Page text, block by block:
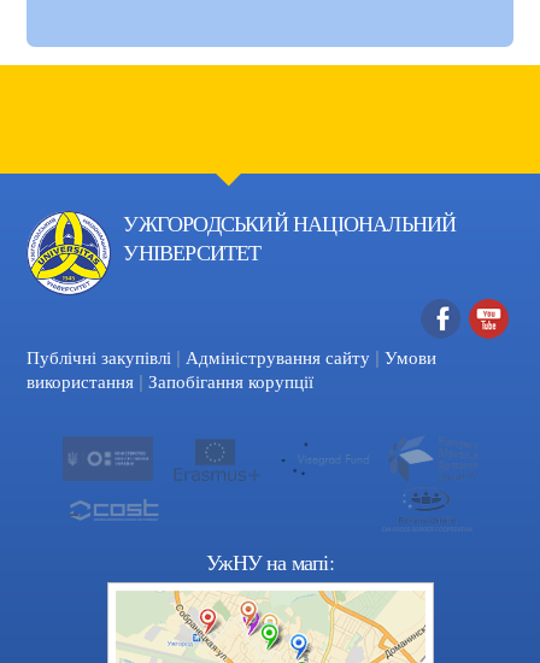
УЖГОРОДСЬКИЙ НАЦІОНАЛЬНИЙ
УНІВЕРСИТЕТ
Facebook
Публічні закупівлі | Адміністрування сайту | Умови
використання | Запобігання корупції
УжНУ на мапі: